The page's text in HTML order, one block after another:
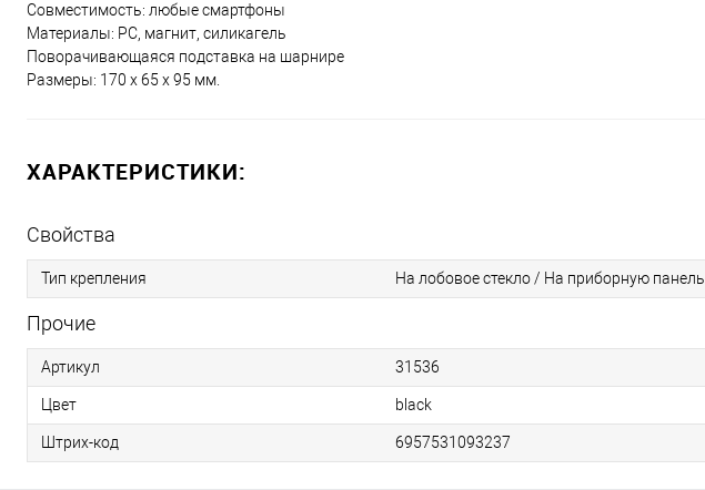
Совместимость: любые смартфоны
Материалы: PC, магнит, силикагель
Поворачивающаяся подставка на шарнире
Размеры: 170 х 65 х 95 мм.
ХАРАКТЕРИСТИКИ:
Свойства
Тип крепления На лобовое стекло / На приборную панель
Прочие
Артикул 31536
Цвет black
Штрих-код 6957531093237